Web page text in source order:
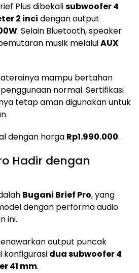
Plus dibekalisubwoofer 4
2 inci dengan output
. Selain Bluetooth, speaker
musik melaluiAUX
mampu bertahan
normal. Sertifikasi
tetap aman digunakan untuk
dengan harga Rp1.990.000.
Hadir dengan
Bugani Brief Pro, yang
dengan performa audio
ini.
output puncak
konfigurasi dua subwoofer 4
41 mm.